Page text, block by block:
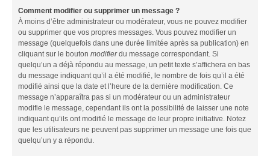
Comment modifier ou supprimer un message ?
À moins d’être administrateur ou modérateur, vous ne pouvez modifier
ou supprimer que vos propres messages. Vous pouvez modifier un
message (quelquefois dans une durée limitée après sa publication) en
cliquant sur le bouton modifierdu message correspondant. Si
quelqu’un a déjà répondu au message, un petit texte s’affichera en bas
du message indiquant qu’il a été modifié, le nombre de fois qu’il a été
modifié ainsi que la date et l’heure de la dernière modification. Ce
message n’apparaîtra pas si un modérateur ou un administrateur
modifie le message, cependant ils ont la possibilité de laisser une note
indiquant qu’ils ont modifié le message de leur propre initiative. Notez
que les utilisateurs ne peuvent pas supprimer un message une fois que
quelqu’un y a répondu.